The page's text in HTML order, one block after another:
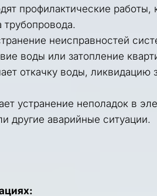
профилактические работы,
неисправностей
воды или затопление
откачку воды, ликвидацию
устранение неполадок в
другие аварийные ситуации.